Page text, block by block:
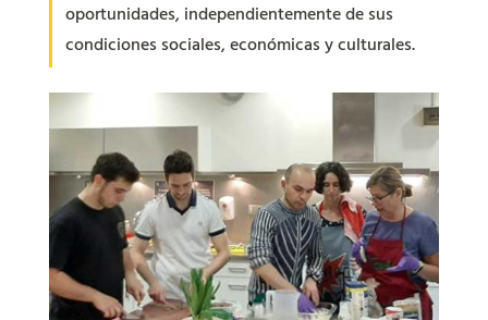
oportunidades, independientemente de sus
condiciones sociales, económicas y culturales.